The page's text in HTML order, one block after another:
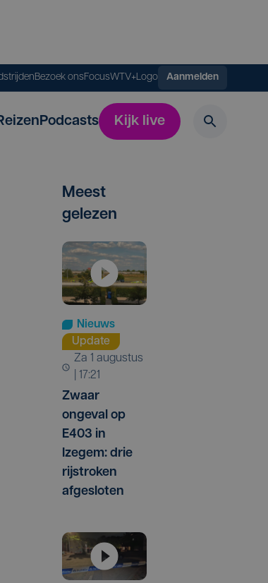
Bezoek onsFocusWTV+Logo Aanmelden
Podcasts Kijk live
Meest
gelezen
Nieuws
Update
za 1 augustus
| 17:21
Zwaar
ongeval op
E403 in
Izegem: drie
rijstroken
afgesloten